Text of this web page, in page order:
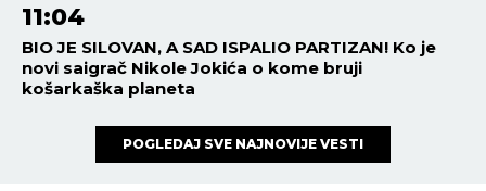
11:04
BIO JE SILOVAN, A SAD ISPALIO PARTIZAN! Ko je
novi saigrač Nikole Jokića o kome bruji
košarkaška planeta
POGLEDAJ SVE NAJNOVIJE VESTI